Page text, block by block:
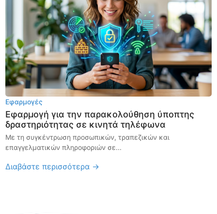
Εφαρμογές
Εφαρμογή για την παρακολούθηση ύποπτης
δραστηριότητας σε κινητά τηλέφωνα
Με τη συγκέντρωση προσωπικών, τραπεζικών και
επαγγελματικών πληροφοριών σε...
Διαβάστε περισσότερα →